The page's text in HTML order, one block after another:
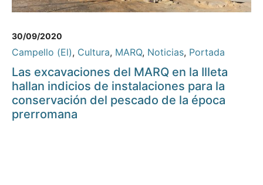
30/09/2020
Campello (El), Cultura, MARQ, Noticias, Portada
Las excavaciones del MARQ en la Illeta
hallan indicios de instalaciones para la
conservación del pescado de la época
prerromana